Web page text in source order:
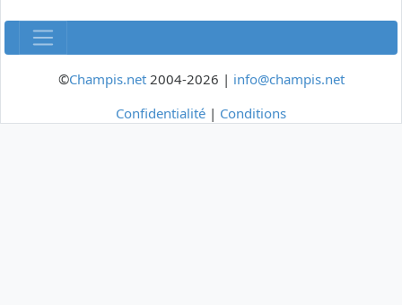
©Champis.net2004-2026 | info@champis.net
Confidentialité | Conditions